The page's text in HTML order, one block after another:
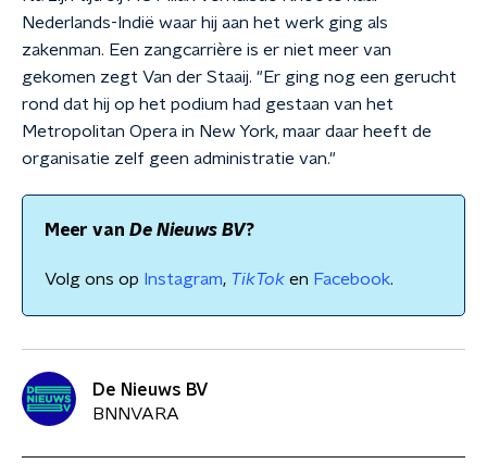
Nederlands-Indië waar hij aan het werk ging als
zakenman. Een zangcarrière is er niet meer van
gekomen zegt Van der Staaij. "Er ging nog een gerucht
rond dat hij op het podium had gestaan van het
Metropolitan Opera in New York, maar daar heeft de
organisatie zelf geen administratie van."
Meer van De Nieuws BV?
Volg ons op Instagram, TikTok en Facebook.
De Nieuws BV
BNNVARA